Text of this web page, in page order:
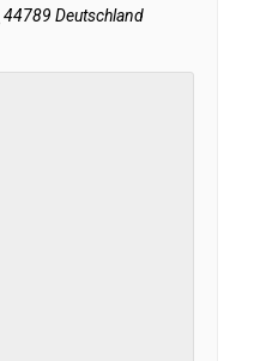
44789 Deutschland